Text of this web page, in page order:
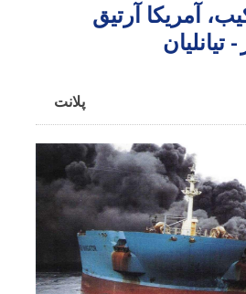
آمریکا آرتیق
تیانلیان
پلانت